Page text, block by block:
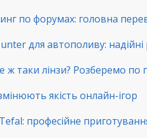
по форумах: головна
для автополиву:
ж таки лінзи? Розберемо по
якість онлайн-ігор
професійне